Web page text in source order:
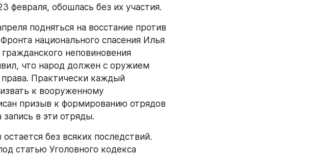
февраля, обошлась без их участия.
подняться на восстание против
национального спасения Илья
неповиновения
что народ должен с оружием
права. Практически каждый
к вооруженному
призыв к формированию отрядов
в эти отряды.
без всяких последствий.
статью Уголовного кодекса